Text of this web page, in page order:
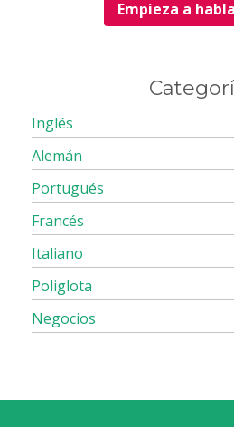
Empieza a
Inglés
Alemán
Portugués
Francés
Italiano
Poliglota
Negocios